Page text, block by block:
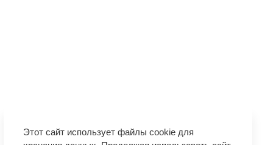
Этот сайт использует файлы cookie для